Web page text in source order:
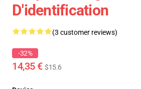
D'identification
(3 customer reviews)
-32%
14,35 € $15.6